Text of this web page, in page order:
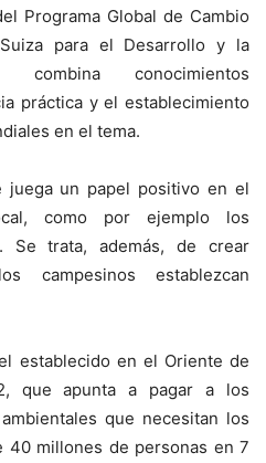
Programa Global de Cambio
para el Desarrollo y la
combina conocimientos
práctica y el establecimiento
en el tema.
un papel positivo en el
como por ejemplo los
Se trata, además, de crear
campesinos establezcan
establecido en el Oriente de
que apunta a pagar a los
que necesitan los
40 millones de personas en 7